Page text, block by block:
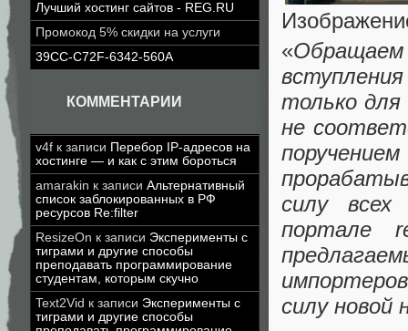
Лучший хостинг сайтов - REG.RU
Промокод 5% скидки на услуги
39CC-C72F-6342-560A
КОММЕНТАРИИ
v4f к записи Перебор IP-адресов на
хостинге — и как с этим бороться
amarakin к записи Альтернативный
список заблокированных в РФ
ресурсов Re:filter
ResizeOn к записи Эксперименты с
тиграми и другие способы
преподавать программирование
студентам, которым скучно
Text2Vid к записи Эксперименты с
тиграми и другие способы
«
только
не
силу всех
портале
силу новой